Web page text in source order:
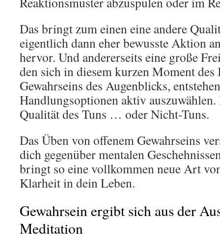
Das bringt zum einen eine andere
eigentlich dann eher bewusste Aktion
hervor. Und andererseits eine große
den sich in diesem kurzen Moment des
Gewahrseins des Augenblicks,
Handlungsoptionen aktiv auszuwählen.
Qualität des Tuns … oder Nicht-Tuns.
Das Üben von offenem Gewahrseins
dich gegenüber mentalen
bringt so eine vollkommen neue Art
Klarheit in dein Leben.
Gewahrsein ergibt sich aus der
Meditation